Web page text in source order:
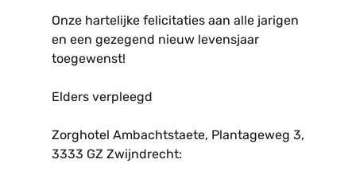
Onze hartelijke felicitaties aan alle jarigen
en een gezegend nieuw levensjaar
toegewenst!
Elders verpleegd
Zorghotel Ambachtstaete, Plantageweg 3,
3333 GZ Zwijndrecht: